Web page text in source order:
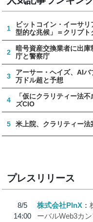
1
ビットコイン・イーサ
型的な兆候」＝クリプト
2
暗号資産交換業者に出
庁と警察庁
3
アーサー・ヘイズ、AI
万ドル超と予想
4
「仮にクラリティー法
ズCIO
5 米上院、クラリティー
プレスリリース
8/5
14:00
株式会社PlnX
ーバルWeb3カ